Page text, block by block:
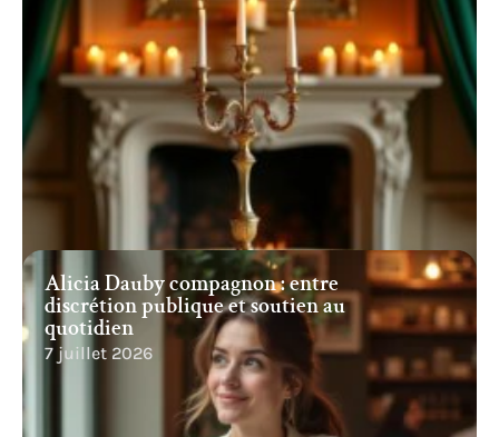
Alicia Dauby compagnon : entre
discrétion publique et soutien au
quotidien
7 juillet 2026